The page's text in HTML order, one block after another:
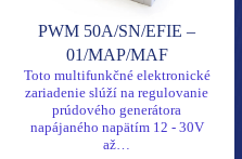
PWM 50A/SN/EFIE –
01/MAP/MAF
Toto multifunkčné elektronické
zariadenie slúží na regulovanie
prúdového generátora
napájaného napätím 12 - 30V
až…